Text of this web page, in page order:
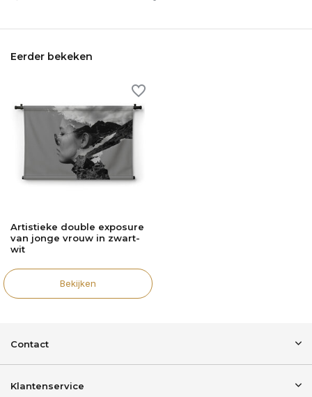
Eerder bekeken
Artistieke double exposure
van jonge vrouw in zwart-
wit
Bekijken
Contact
Klantenservice